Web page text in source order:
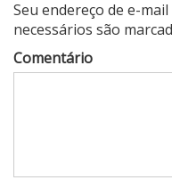
Seu endereço de e-
necessários são
Comentário